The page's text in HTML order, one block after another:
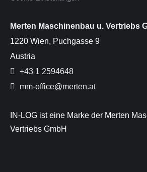
Merten Maschinenbau u. Vertriebs
1220 Wien, Puchgasse 9
Austria
+43 1 2594648
mm-office@merten.at
IN-LOG ist eine Marke der Merten
Vertriebs GmbH